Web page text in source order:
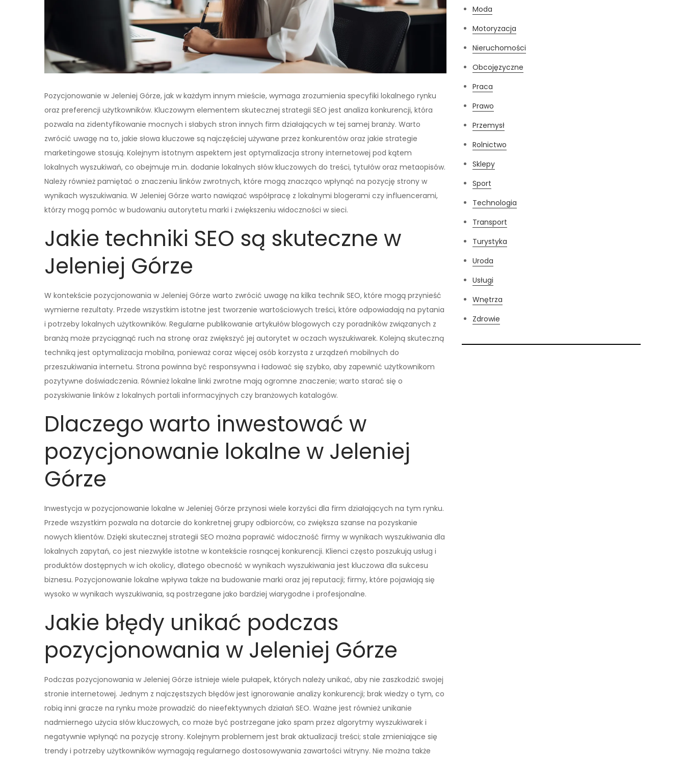
Pozycjonowanie w Jeleniej Górze, jak w każdym innym mieście, wymaga zrozumienia specyfiki lokalnego rynku
oraz preferencji użytkowników. Kluczowym elementem skutecznej strategii SEO jest analiza konkurencji, która
pozwala na zidentyfikowanie mocnych i słabych stron innych firm działających w tej samej branży. Warto
zwrócić uwagę na to, jakie słowa kluczowe są najczęściej używane przez konkurentów oraz jakie strategie
marketingowe stosują. Kolejnym istotnym aspektem jest optymalizacja strony internetowej pod kątem
lokalnych wyszukiwań, co obejmuje m.in. dodanie lokalnych słów kluczowych do treści, tytułów oraz metaopisów.
Należy również pamiętać o znaczeniu linków zwrotnych, które mogą znacząco wpłynąć na pozycję strony w
wynikach wyszukiwania. W Jeleniej Górze warto nawiązać współpracę z lokalnymi blogerami czy influencerami,
którzy mogą pomóc w budowaniu autorytetu marki i zwiększeniu widoczności w sieci.
Jakie techniki SEO są skuteczne w
Jeleniej Górze
W kontekście pozycjonowania w Jeleniej Górze warto zwrócić uwagę na kilka technik SEO, które mogą przynieść
wymierne rezultaty. Przede wszystkim istotne jest tworzenie wartościowych treści, które odpowiadają na pytania
i potrzeby lokalnych użytkowników. Regularne publikowanie artykułów blogowych czy poradników związanych z
branżą może przyciągnąć ruch na stronę oraz zwiększyć jej autorytet w oczach wyszukiwarek. Kolejną skuteczną
techniką jest optymalizacja mobilna, ponieważ coraz więcej osób korzysta z urządzeń mobilnych do
przeszukiwania internetu. Strona powinna być responsywna i ładować się szybko, aby zapewnić użytkownikom
pozytywne doświadczenia. Również lokalne linki zwrotne mają ogromne znaczenie; warto starać się o
pozyskiwanie linków z lokalnych portali informacyjnych czy branżowych katalogów.
Dlaczego warto inwestować w
pozycjonowanie lokalne w Jeleniej
Górze
Inwestycja w pozycjonowanie lokalne w Jeleniej Górze przynosi wiele korzyści dla firm działających na tym rynku.
Przede wszystkim pozwala na dotarcie do konkretnej grupy odbiorców, co zwiększa szanse na pozyskanie
nowych klientów. Dzięki skutecznej strategii SEO można poprawić widoczność firmy w wynikach wyszukiwania dla
lokalnych zapytań, co jest niezwykle istotne w kontekście rosnącej konkurencji. Klienci często poszukują usług i
produktów dostępnych w ich okolicy, dlatego obecność w wynikach wyszukiwania jest kluczowa dla sukcesu
biznesu. Pozycjonowanie lokalne wpływa także na budowanie marki oraz jej reputacji; firmy, które pojawiają się
wysoko w wynikach wyszukiwania, są postrzegane jako bardziej wiarygodne i profesjonalne.
Jakie błędy unikać podczas
pozycjonowania w Jeleniej Górze
Podczas pozycjonowania w Jeleniej Górze istnieje wiele pułapek, których należy unikać, aby nie zaszkodzić swojej
stronie internetowej. Jednym z najczęstszych błędów jest ignorowanie analizy konkurencji; brak wiedzy o tym, co
robią inni gracze na rynku może prowadzić do nieefektywnych działań SEO. Ważne jest również unikanie
nadmiernego użycia słów kluczowych, co może być postrzegane jako spam przez algorytmy wyszukiwarek i
negatywnie wpłynąć na pozycję strony. Kolejnym problemem jest brak aktualizacji treści; stale zmieniające się
trendy i potrzeby użytkowników wymagają regularnego dostosowywania zawartości witryny. Nie można także
Moda
Motoryzacja
Nieruchomości
Obcojęzyczne
Praca
Prawo
Przemysł
Rolnictwo
Sklepy
Sport
Technologia
Transport
Turystyka
Uroda
Usługi
Wnętrza
Zdrowie